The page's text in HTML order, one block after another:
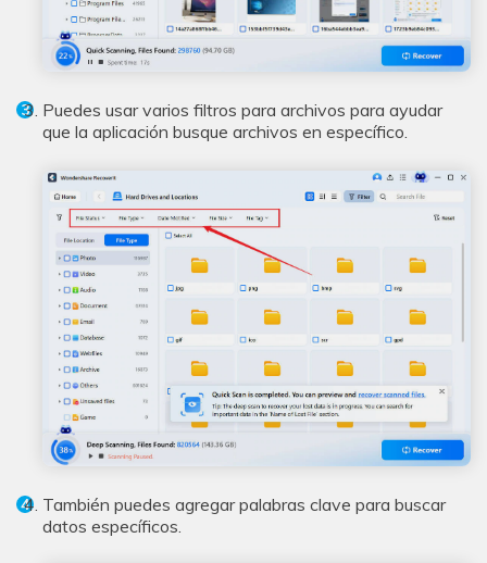
Puedes usar varios filtros para archivos para ayudar
que la aplicación busque archivos en específico.
También puedes agregar palabras clave para buscar
datos específicos.